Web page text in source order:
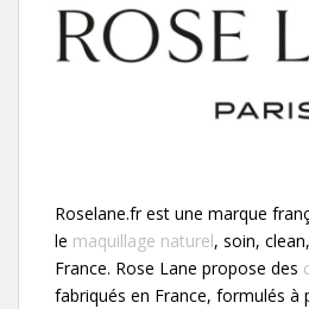
Roselane.fr est une marque
le maquillage naturel, soin,
France. Rose Lane propose des
fabriqués en France, formulés à